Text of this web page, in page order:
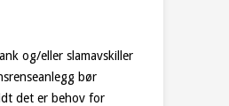
og/eller slamavskiller
bør
det er behov for